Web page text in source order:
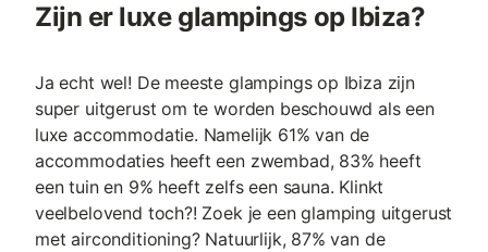
Zijn er luxe glampings op Ibiza?
Ja echt wel! De meeste glampings op Ibiza zijn
super uitgerust om te worden beschouwd als een
luxe accommodatie. Namelijk 61% van de
accommodaties heeft een zwembad, 83% heeft
een tuin en 9% heeft zelfs een sauna. Klinkt
veelbelovend toch?! Zoek je een glamping uitgerust
met airconditioning? Natuurlijk, 87% van de